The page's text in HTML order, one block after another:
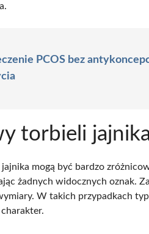
PCOS bez
torbieli
mogą być bardzo
żadnych widocznych oznak.
W takich przypadkach